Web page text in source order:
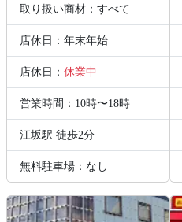
取り扱い商材：すべて
店休日：年末年始
店休日： 休業中
営業時間：10時〜18時
江坂駅 徒歩2分
無料駐車場：なし